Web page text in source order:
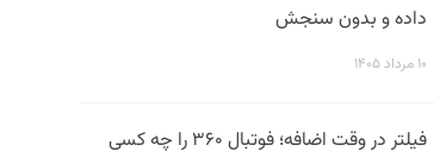
داده و بدون سنجش
۱۰ مرداد ۱۴۰۵
فیلتر در وقت اضافه؛ فوتبال ۳۶۰ را چه کسی